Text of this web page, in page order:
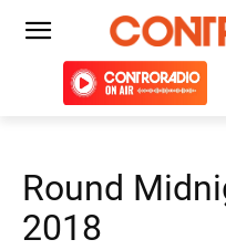
Round
2018